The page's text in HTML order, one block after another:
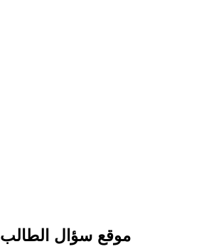
موقع سؤال الطالب